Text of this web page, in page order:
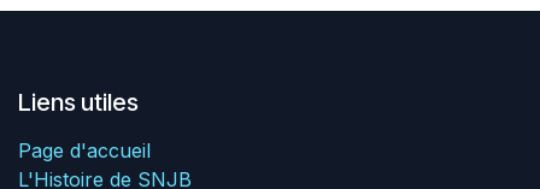
Liens utiles
Page d'accueil
L'Histoire de SNJB